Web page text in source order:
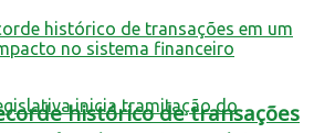
histórico de transações